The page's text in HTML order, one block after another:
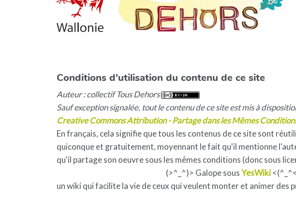
Conditions d'utilisation du contenu de ce site
Auteur : collectif Tous Dehors
Sauf exception signalée, tout le contenu de ce site est mis à
Creative Commons Attribution - Partage dans les Mêmes
En français, cela signifie que tous les contenus de ce site sont
quiconque et gratuitement, moyennant le fait qu'il mentionne
qu'il partage son oeuvre sous les mêmes conditions (donc sous
(>^_^)> Galope sousYesWiki
un wiki qui facilite la vie de ceux qui veulent monter et animer des